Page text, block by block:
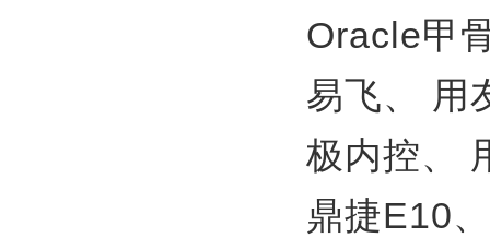
Oracle甲
易飞、
用
极内控、
鼎捷E10、